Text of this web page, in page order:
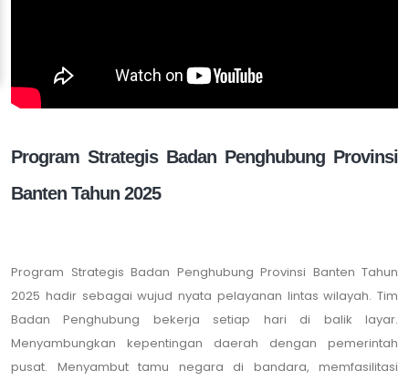
Program Strategis Badan Penghubung Provinsi
Banten Tahun 2025
Program Strategis Badan Penghubung Provinsi Banten Tahun
2025 hadir sebagai wujud nyata pelayanan lintas wilayah. Tim
Badan Penghubung bekerja setiap hari di balik layar.
Menyambungkan kepentingan daerah dengan pemerintah
pusat. Menyambut tamu negara di bandara, memfasilitasi